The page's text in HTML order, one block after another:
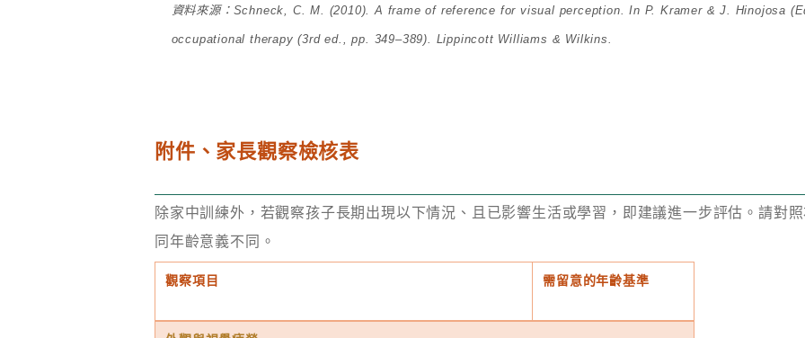
資料來源：Schneck, C. M. (2010). A frame of reference for visual perception. In P. Kramer & J. Hinojosa
occupational therapy (3rd ed., pp. 349–389). Lippincott Williams & Wilkins.
附件、家長觀察檢核表
除家中訓練外，若觀察孩子長期出現以下情況、且已影響生活或學習，即建議進一步評估。請對
同年齡意義不同。
觀察項目 需留意的年齡基準